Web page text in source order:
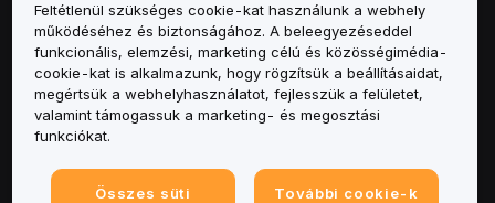
Szolgáltatások
Támogatás
Termékek
Feltétlenül szükséges cookie-kat használunk a webhely
működéséhez és biztonságához. A beleegyezéseddel
funkcionális, elemzési, marketing célú és közösségimédia-
cookie-kat is alkalmazunk, hogy rögzítsük a beállításaidat,
megértsük a webhelyhasználatot, fejlesszük a felületet,
valamint támogassuk a marketing- és megosztási
funkciókat.
Összes süti További cookie-k